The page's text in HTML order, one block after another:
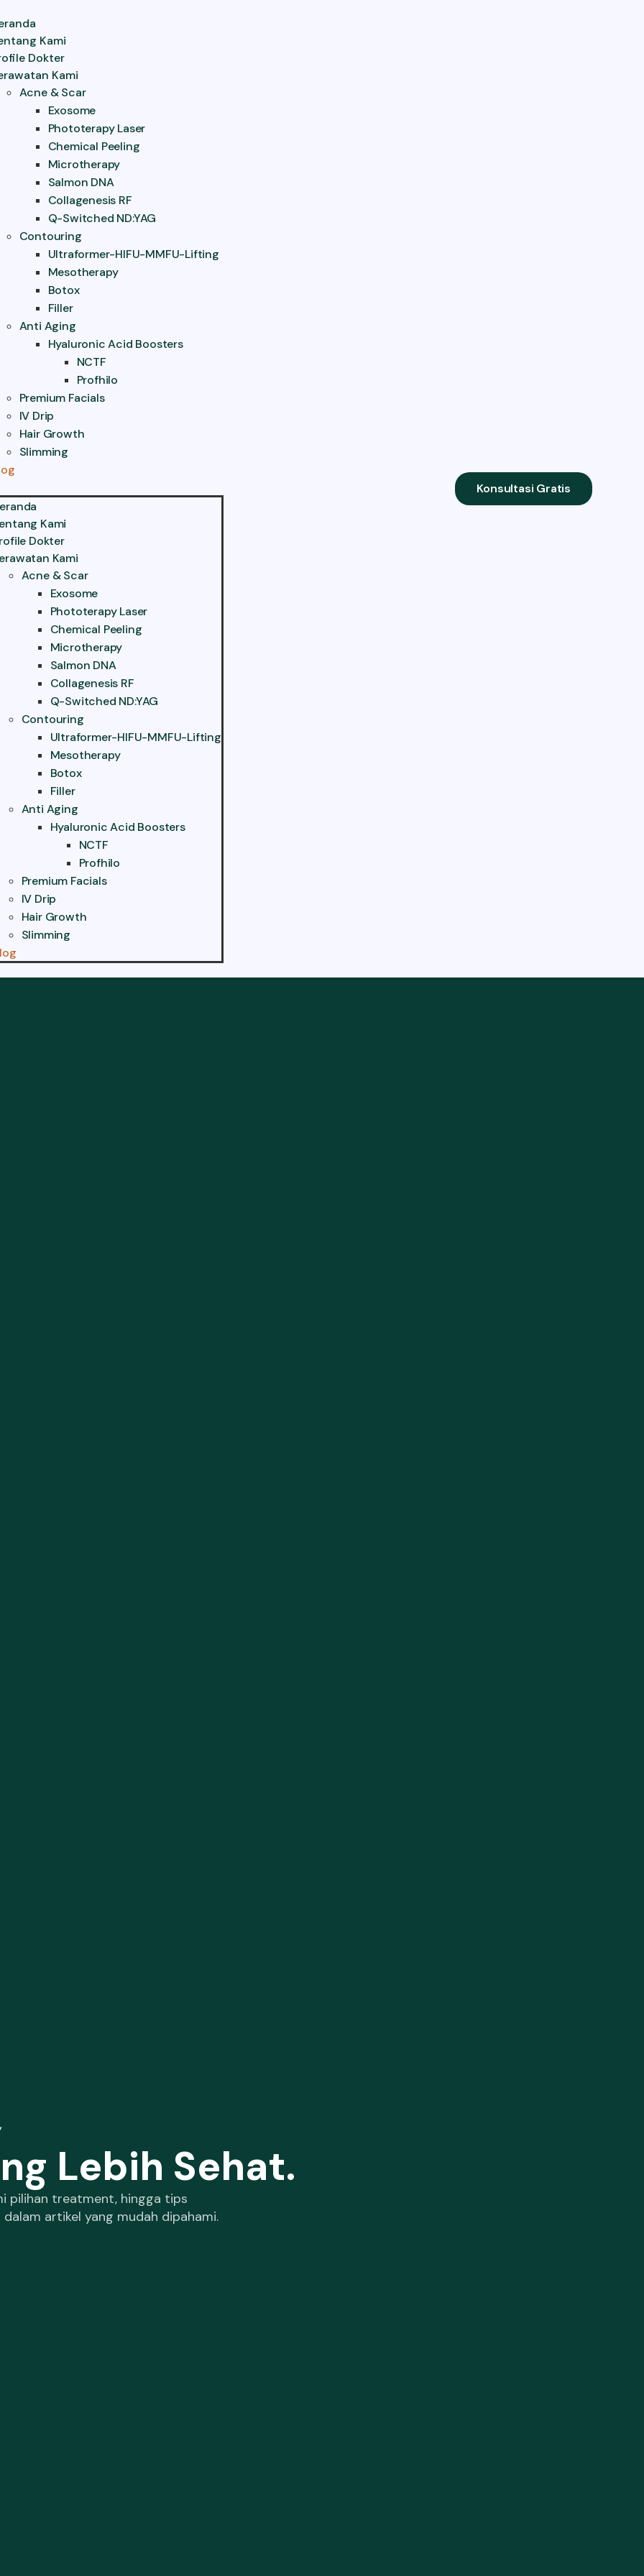
Kami
Dokter
Kami
Acne & Scar
Exosome
Phototerapy Laser
Chemical Peeling
Microtherapy
Salmon DNA
Collagenesis RF
Q-Switched ND:YAG
Contouring
Ultraformer-HIFU-MMFU-Lifting
Mesotherapy
Botox
Filler
Anti Aging
Hyaluronic Acid Boosters
NCTF
Profhilo
Premium Facials
IV Drip
Hair Growth
Slimming
Kami
Dokter
Kami
Acne & Scar
Exosome
Phototerapy Laser
Chemical Peeling
Microtherapy
Salmon DNA
Collagenesis RF
Q-Switched ND:YAG
Contouring
Ultraformer-HIFU-MMFU-Lifting
Mesotherapy
Botox
Filler
Anti Aging
Hyaluronic Acid Boosters
NCTF
Profhilo
Premium Facials
IV Drip
Hair Growth
Slimming
Konsultasi Gratis
Lebih Sehat.
pilihan treatment, hingga tips
artikel yang mudah dipahami.